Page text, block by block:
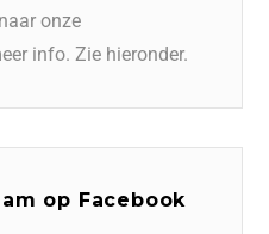
onze
info. Zie hieronder.
op Facebook